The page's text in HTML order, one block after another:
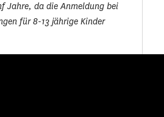
Jahre, da die Anmeldung bei
für 8-13 jährige Kinder